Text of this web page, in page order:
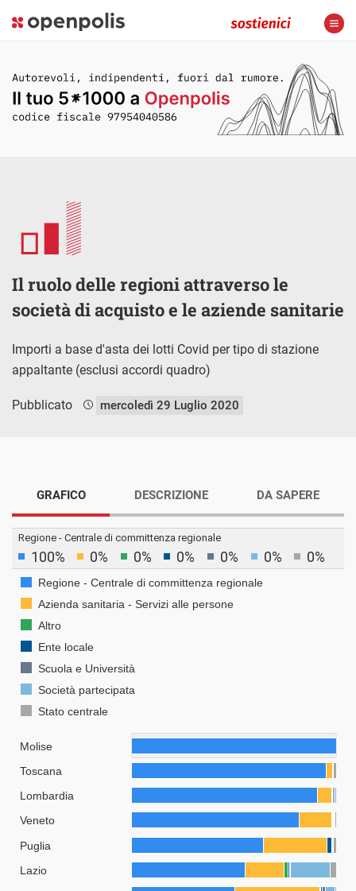
Il ruolo delle regioni attraverso le
società di acquisto e le aziende sanitarie
Importi a base d'asta dei lotti Covid per tipo di stazione
appaltante (esclusi accordi quadro)
Pubblicato mercoledì 29 Luglio 2020
GRAFICO DESCRIZIONE DA SAPERE